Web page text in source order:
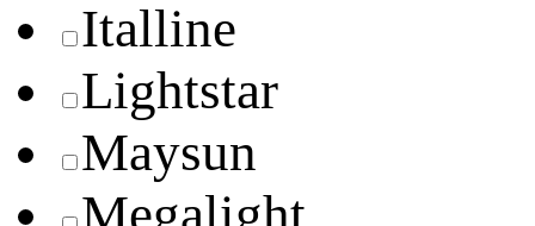
Italline
Lightstar
Maysun
Megalight